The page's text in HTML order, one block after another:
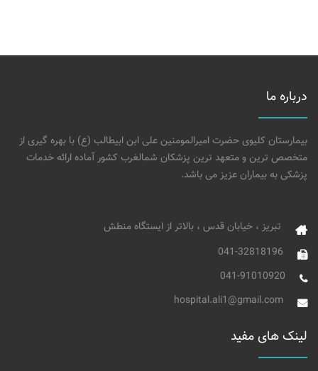
درباره ما
بیمارستان کلیوی حضرت امیرالمومنین علی ابن ابیطالب (ع) با بهره گیری از
متخصص ترین و متعهد ترین پزشکان شمالغرب کشور آماده ارائه خدمات
پزشکی به بیماران عزیز می باشد.
تبریز ، خیابان قدس ، بالاتر از ایستگاه منطش
041-32818196
041-91010920
hospital.ali1@gmail.com
لینک های مفید